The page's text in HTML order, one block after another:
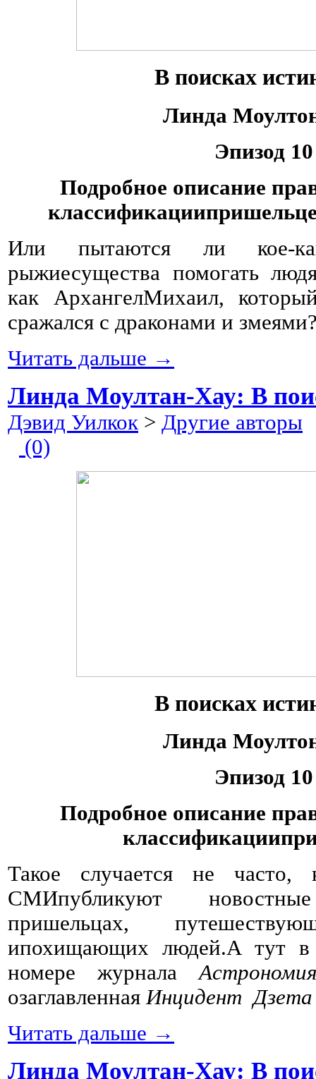
В поисках
Линда
Эпизод 10
Подробное описание
Или пытаются ли кое-
рыжиесущества помогать
как АрхангелМихаил,
сражался с драконами и
Читать дальше →
Линда Моултан-Хау: В
Дэвид Уилкок > Другие авторы
(0)
В поисках
Линда
Эпизод 10
Подробное описание
Такое случается не часто,
СМИпубликуют
пришельцах,
ипохищающих людей.А тут в
номере журналаАстрономия
озаглавленнаяИнцидент
Читать дальше →
Линда Моултан-Хау: В